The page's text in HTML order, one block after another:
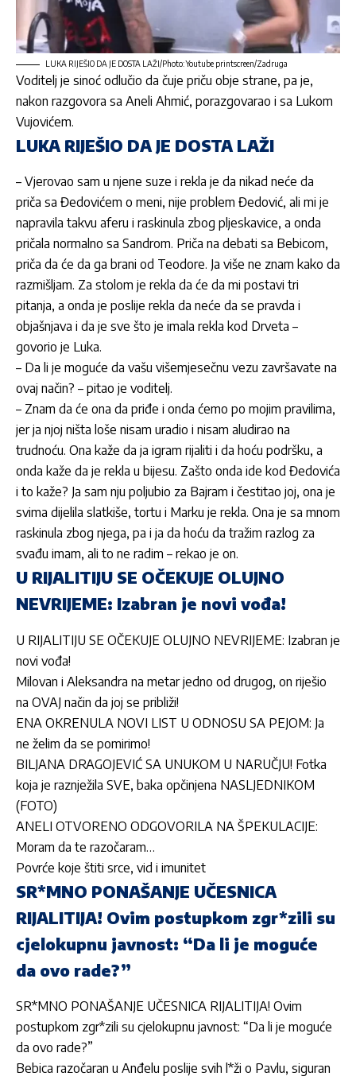
LUKA RIJEŠIO DA JE DOSTA LAŽI/Photo: Youtube printscreen/Zadruga
Voditelj je sinoć odlučio da čuje priču obje strane, pa je,
nakon razgovora sa Aneli Ahmić, porazgovarao i sa Lukom
Vujovićem.
LUKA RIJEŠIO DA JE DOSTA LAŽI
– Vjerovao sam u njene suze i rekla je da nikad neće da
priča sa Đedovićem o meni, nije problem Đedović, ali mi je
napravila takvu aferu i raskinula zbog pljeskavice, a onda
pričala normalno sa Sandrom. Priča na debati sa Bebicom,
priča da će da ga brani od Teodore. Ja više ne znam kako da
razmišljam. Za stolom je rekla da će da mi postavi tri
pitanja, a onda je poslije rekla da neće da se pravda i
objašnjava i da je sve što je imala rekla kod Drveta –
govorio je Luka.
– Da li je moguće da vašu višemjesečnu vezu završavate na
ovaj način? – pitao je voditelj.
– Znam da će ona da priđe i onda ćemo po mojim pravilima,
jer ja njoj ništa loše nisam uradio i nisam aludirao na
trudnoću. Ona kaže da ja igram rijaliti i da hoću podršku, a
onda kaže da je rekla u bijesu. Zašto onda ide kod Đedovića
i to kaže? Ja sam nju poljubio za Bajram i čestitao joj, ona je
svima dijelila slatkiše, tortu i Marku je rekla. Ona je sa mnom
raskinula zbog njega, pa i ja da hoću da tražim razlog za
svađu imam, ali to ne radim – rekao je on.
U RIJALITIJU SE OČEKUJE OLUJNO
NEVRIJEME: Izabran je novi vođa!
U RIJALITIJU SE OČEKUJE OLUJNO NEVRIJEME: Izabran je
novi vođa!
Milovan i Aleksandra na metar jedno od drugog, on riješio
na OVAJ način da joj se približi!
ENA OKRENULA NOVI LIST U ODNOSU SA PEJOM: Ja
ne želim da se pomirimo!
BILJANA DRAGOJEVIĆ SA UNUKOM U NARUČJU! Fotka
koja je raznježila SVE, baka opčinjena NASLJEDNIKOM
(FOTO)
ANELI OTVORENO ODGOVORILA NA ŠPEKULACIJE:
Moram da te razočaram…
Povrće koje štiti srce, vid i imunitet
SR*MNO PONAŠANJE UČESNICA
RIJALITIJA! Ovim postupkom zgr*zili su
cjelokupnu javnost: “Da li je moguće
da ovo rade?”
SR*MNO PONAŠANJE UČESNICA RIJALITIJA! Ovim
postupkom zgr*zili su cjelokupnu javnost: “Da li je moguće
da ovo rade?”
Bebica razočaran u Anđelu poslije svih l*ži o Pavlu, siguran